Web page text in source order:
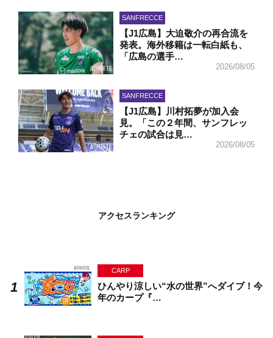
SANFRECCE
【J1広島】大迫敬介の再合流を
発表。海外移籍は一転白紙も、
「広島の選手…
2026/08/05
SANFRECCE
【J1広島】川村拓夢が加入会
見。「この２年間、サンフレッ
チェの試合は見…
2026/08/05
アクセスランキング
CARP
ひんやり涼しい“水の世界”へダイブ！今
年のカープ『…